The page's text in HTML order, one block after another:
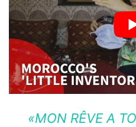
«MON RÊVE A